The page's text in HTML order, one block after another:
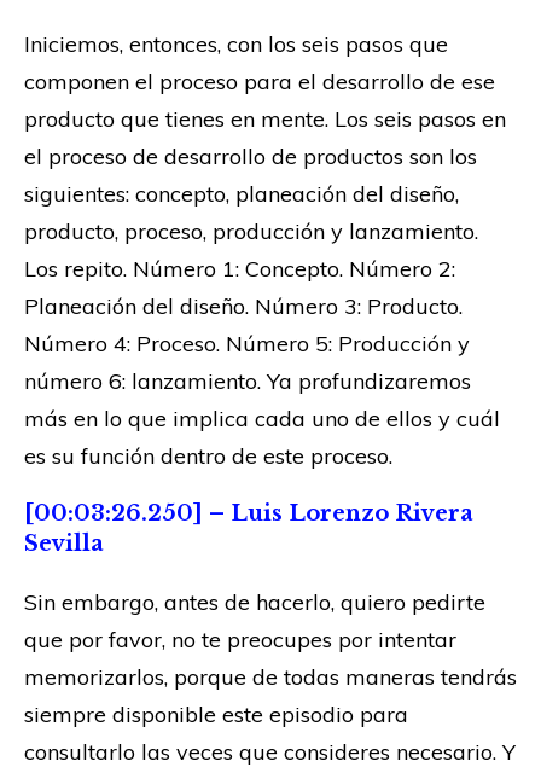
Iniciemos, entonces, con los seis pasos que
componen el proceso para el desarrollo de ese
producto que tienes en mente. Los seis pasos en
el proceso de desarrollo de productos son los
siguientes: concepto, planeación del diseño,
producto, proceso, producción y lanzamiento.
Los repito. Número 1: Concepto. Número 2:
Planeación del diseño. Número 3: Producto.
Número 4: Proceso. Número 5: Producción y
número 6: lanzamiento. Ya profundizaremos
más en lo que implica cada uno de ellos y cuál
es su función dentro de este proceso.
[00:03:26.250] – Luis Lorenzo Rivera
Sevilla
Sin embargo, antes de hacerlo, quiero pedirte
que por favor, no te preocupes por intentar
memorizarlos, porque de todas maneras tendrás
siempre disponible este episodio para
consultarlo las veces que consideres necesario. Y